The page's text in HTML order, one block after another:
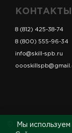
КОНТАКТЫ
8 (812) 425-38-74
8 (800) 555-96-34
info@skill-spb.ru
© ИП
Мы